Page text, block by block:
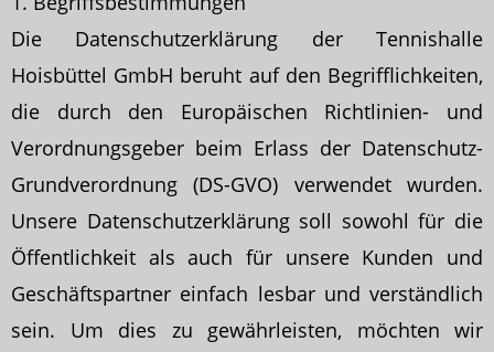
Die Datenschutzerklärung der Tennishalle
Hoisbüttel GmbH beruht auf den Begrifflichkeiten,
die durch den Europäischen Richtlinien- und
Verordnungsgeber beim Erlass der Datenschutz-
Grundverordnung (DS-GVO) verwendet wurden.
Unsere Datenschutzerklärung soll sowohl für die
Öffentlichkeit als auch für unsere Kunden und
Geschäftspartner einfach lesbar und verständlich
sein. Um dies zu gewährleisten, möchten wir